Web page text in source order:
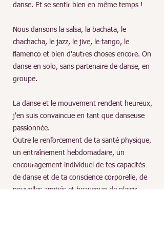
danse. Et se sentir bien en même temps !
Nous dansons la salsa, la bachata, le
chachacha, le jazz, le jive, le tango, le
flamenco et bien d'autres choses encore. On
danse en solo, sans partenaire de danse, en
groupe.
La danse et le mouvement rendent heureux,
j'en suis convaincue en tant que danseuse
passionnée.
Outre le renforcement de ta santé physique,
un entraînement hebdomadaire, un
encouragement individuel de tes capacités
de danse et de ta conscience corporelle, de
nouvelles amitiés et beaucoup de plaisir